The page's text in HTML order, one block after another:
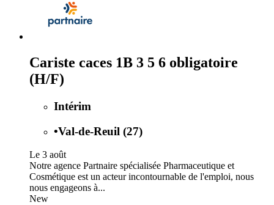
Cariste caces 1B 3 5 6 obligatoire
(H/F)
Intérim
•Val-de-Reuil (27)
Le 3 août
Notre agence Partnaire spécialisée Pharmaceutique et
Cosmétique est un acteur incontournable de l'emploi, nous
nous engageons à...
New